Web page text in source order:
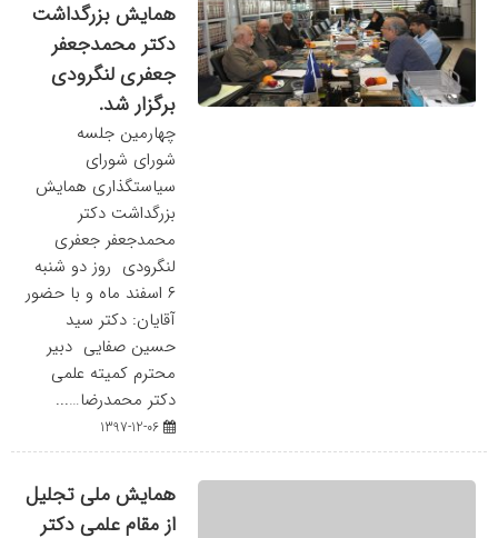
همایش بزرگداشت
دکتر محمدجعفر
جعفری لنگرودی
برگزار شد.
چهارمین جلسه
شورای شورای
سیاستگذاری همایش
بزرگداشت دکتر
محمدجعفر جعفری
لنگرودی روز دو شنبه
۶ اسفند ماه و با حضور
آقایان: دکتر سید
حسین صفایی دبیر
محترم کمیته علمی
دکتر محمدرضا…...
همایش ملی تجلیل
از مقام علمی دکتر